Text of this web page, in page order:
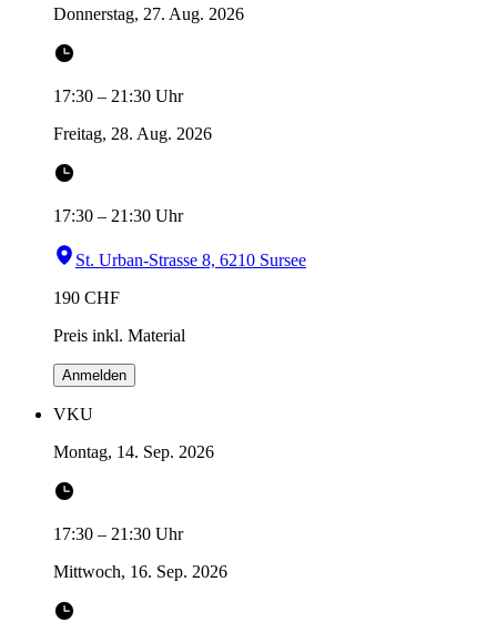
Donnerstag, 27. Aug. 2026
17:30 – 21:30 Uhr
Freitag, 28. Aug. 2026
17:30 – 21:30 Uhr
St. Urban-Strasse 8, 6210 Sursee
190 CHF
Preis inkl. Material
Anmelden
VKU
Montag, 14. Sep. 2026
17:30 – 21:30 Uhr
Mittwoch, 16. Sep. 2026